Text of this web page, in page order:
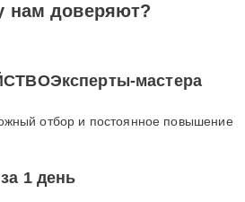
нам доверяют?
мастера
отбор и постоянное повышение
1 день